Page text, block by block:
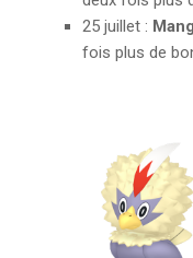
25 juillet :
fois plus de